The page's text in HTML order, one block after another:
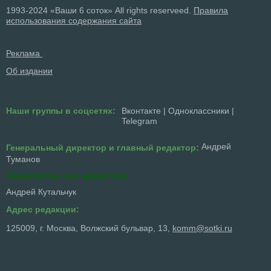
1993-2024 «Ваши 6 соток» All rights reserveed. Правила
использования содержания сайта
Реклама
Об издании
Наши группы в соцсетях: Вконтакте | Одноклассники |
Telegram
Генеральный директор и главный редактор: Андрей
Туманов
Заместитель ген. директора
Андрей Кутальчук
Адрес редакции:
125009, г. Москва, Волжский бульвар, 13, komm@sotki.ru